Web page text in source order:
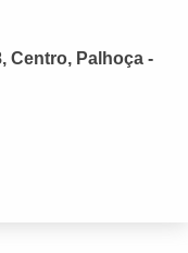
Centro, Palhoça -